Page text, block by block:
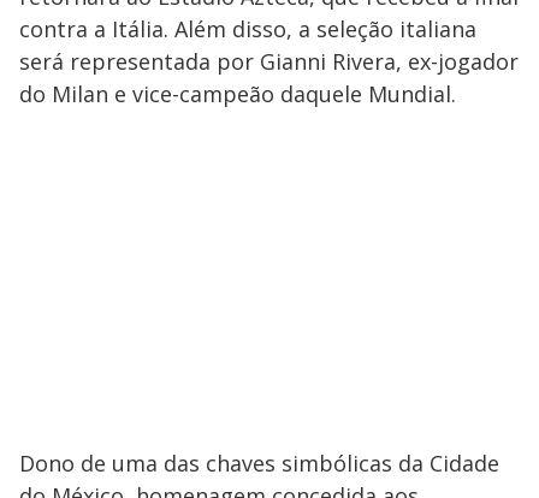
contra a Itália. Além disso, a seleção italiana
será representada por Gianni Rivera, ex-jogador
do Milan e vice-campeão daquele Mundial.
Dono de uma das chaves simbólicas da Cidade